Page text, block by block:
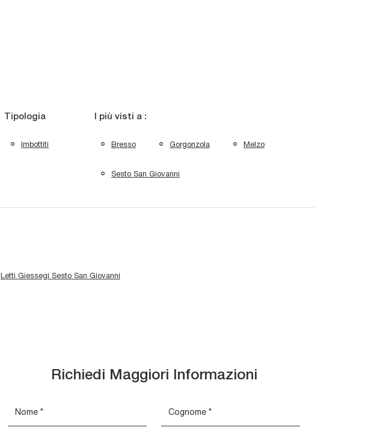
Tipologia
Imbottiti
I più visti a :
Bresso Gorgonzola Melzo
Sesto San Giovanni
Letti Giessegi Sesto San Giovanni
Richiedi Maggiori Informazioni